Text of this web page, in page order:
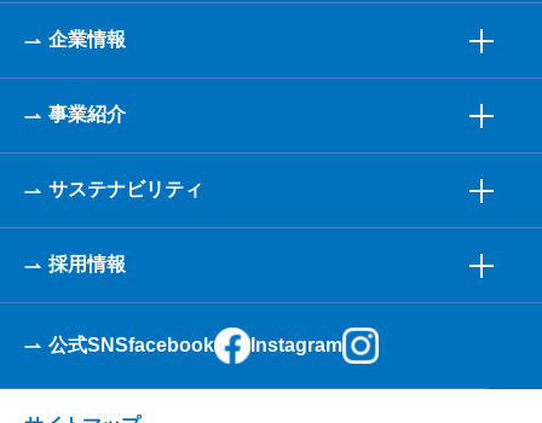
企業情報
事業紹介
サステナビリティ
採用情報
公式SNSfacebook Instagram